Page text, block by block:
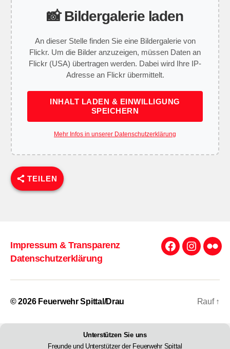
📸 Bildergalerie laden
An dieser Stelle finden Sie eine Bildergalerie von
Flickr. Um die Bilder anzuzeigen, müssen Daten an
Flickr (USA) übertragen werden. Dabei wird Ihre IP-
Adresse an Flickr übermittelt.
INHALT LADEN & EINWILLIGUNG
SPEICHERN
Mehr Infos in unserer Datenschutzerklärung
TEILEN
Impressum & Transparenz
Datenschutzerklärung
Facebook
© 2026 Feuerwehr Spittal/Drau Rauf ↑
Unterstützen Sie uns
Freunde und Unterstützer der Feuerwehr Spittal